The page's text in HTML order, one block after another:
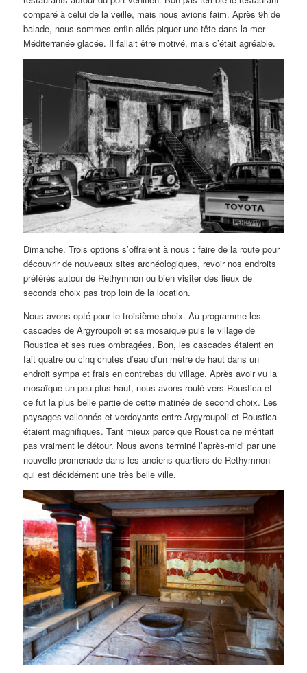
comparé à celui de la veille, mais nous avions faim. Après 9h de
balade, nous sommes enfin allés piquer une tête dans la mer
Méditerranée glacée. Il fallait être motivé, mais c’était agréable.
Dimanche. Trois options s’offraient à nous : faire de la route pour
découvrir de nouveaux sites archéologiques, revoir nos endroits
préférés autour de Rethymnon ou bien visiter des lieux de
seconds choix pas trop loin de la location.
Nous avons opté pour le troisième choix. Au programme les
cascades de Argyroupoli et sa mosaïque puis le village de
Roustica et ses rues ombragées. Bon, les cascades étaient en
fait quatre ou cinq chutes d’eau d’un mètre de haut dans un
endroit sympa et frais en contrebas du village. Après avoir vu la
mosaïque un peu plus haut, nous avons roulé vers Roustica et
ce fut la plus belle partie de cette matinée de second choix. Les
paysages vallonnés et verdoyants entre Argyroupoli et Roustica
étaient magnifiques. Tant mieux parce que Roustica ne méritait
pas vraiment le détour. Nous avons terminé l’après-midi par une
nouvelle promenade dans les anciens quartiers de Rethymnon
qui est décidément une très belle ville.